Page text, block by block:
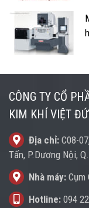
CÔNG TY CỔ
KIM KHÍ VIỆT
Địa chỉ: C08-
Tấn, P.Dương Nội,
Nhà máy: Cụm
Hotline: 094